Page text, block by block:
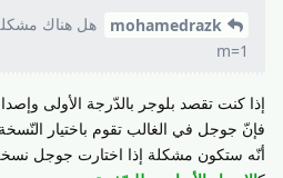
mohamedrazk
هل هناك
m=1
إذا كنت تقصد بلوجر بالدّرجة الأولى
فإنّ جوجل في الغالب تقوم باختيار النّسخة
أنّه ستكون مشكلة إذا اختارت جوجل